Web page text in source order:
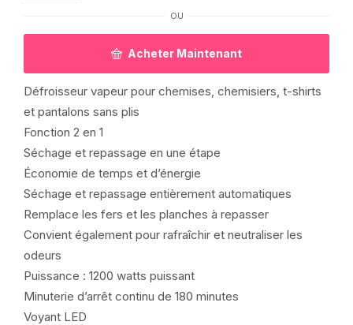
OU
Acheter Maintenant
Défroisseur vapeur pour chemises, chemisiers, t-shirts
et pantalons sans plis
Fonction 2 en 1
Séchage et repassage en une étape
Économie de temps et d’énergie
Séchage et repassage entièrement automatiques
Remplace les fers et les planches à repasser
Convient également pour rafraîchir et neutraliser les
odeurs
Puissance : 1200 watts puissant
Minuterie d’arrêt continu de 180 minutes
Voyant LED